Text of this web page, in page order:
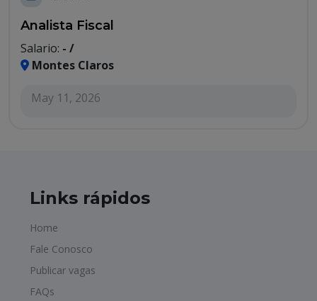
Analista Fiscal
Salario: - /
Montes Claros
May 11, 2026
Links rápidos
Home
Fale Conosco
Publicar vagas
FAQs